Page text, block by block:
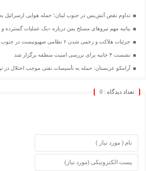
تداوم نقض آتش‌بس در جنوب لبنان؛ حمله هوایی ارسرائیل
بیانیه مهم نیروهای مسلح یمن درباره «یک عملیات گسترده و
جزئیات هلاکت و زخمی شدن ۶ نظامی صهیونیست در جنوب لبنان
نشست ۴ جانبه برای بررسی امنیت منطقه برگزار شد
آرامکو عربستان: حمله به تأسیسات نفتی موجب اختلال در
تعداد دیدگاه : 0